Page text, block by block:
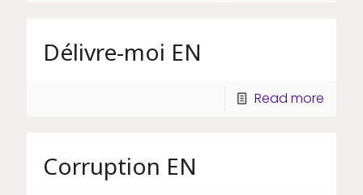
Délivre-moi EN
Read more
Corruption EN